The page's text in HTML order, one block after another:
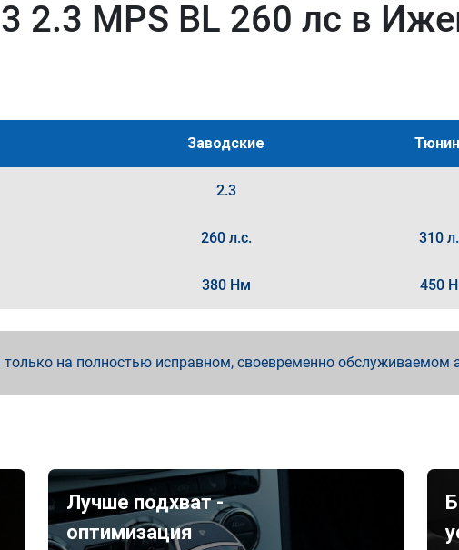
2.3 MPS BL 260 лс в
Заводские
2.3
260 л.с. 310
380 Нм 450
на полностью исправном, своевременно обслуживаемом
Лучше подхват -
оптимизация